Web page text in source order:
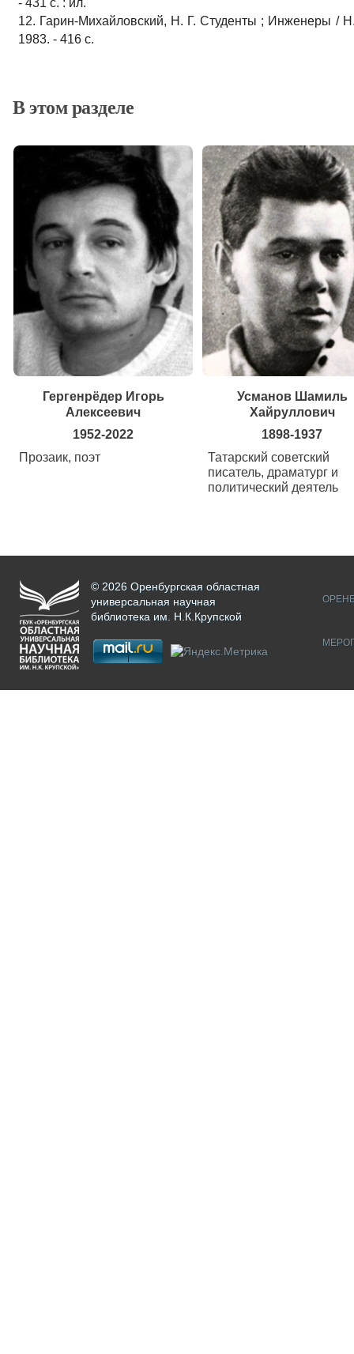
12. Гарин-Михайловский, Н. Г. Студенты ; Инженеры /
1983. - 416 с.
В этом разделе
Гергенрёдер Игорь
Алексеевич
1952-2022
Прозаик, поэт
Усманов Шамиль
Хайруллович
1898-1937
Татарский советский
писатель, драматург и
политический деятель
© 2026 Оренбургская областная
универсальная научная
библиотека им. Н.К.Крупской